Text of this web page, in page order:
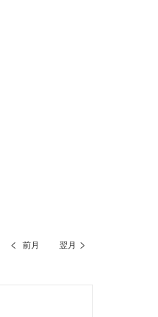
前月 翌月